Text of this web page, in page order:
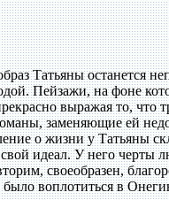
Татьяны останется
Пейзажи, на фоне
выражая то, что
заменяющие ей
о жизни у Татьяны
свой идеал. У него
своеобразен,
воплотиться в